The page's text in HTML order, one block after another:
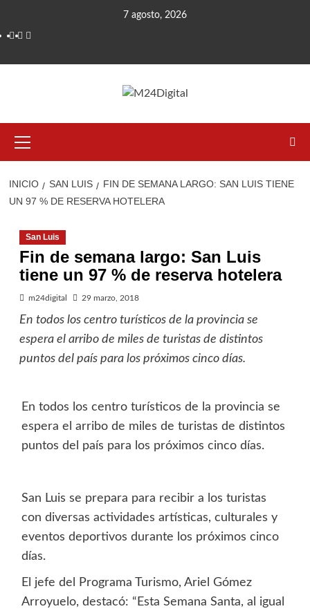
contenido
7 agosto, 2026
primario
INICIO SAN LUIS
FIN DE SEMANA LARGO: SAN LUIS TIENE
UN 97 % DE RESERVA HOTELERA
San Luis
Fin de semana largo: San Luis
tiene un 97 % de reserva hotelera
m24digital 29 marzo, 2018
En todos los centro turísticos de la provincia se
espera el arribo de miles de turistas de distintos
puntos del país para los próximos cinco días.
En todos los centro turísticos de la provincia se
espera el arribo de miles de turistas de distintos
puntos del país para los próximos cinco días.
San Luis se prepara para recibir a los turistas
con diversas actividades artísticas, culturales y
eventos deportivos durante los próximos cinco
días.
El jefe del Programa Turismo, Ariel Gómez
Arroyuelo, destacó: “Esta Semana Santa, al igual